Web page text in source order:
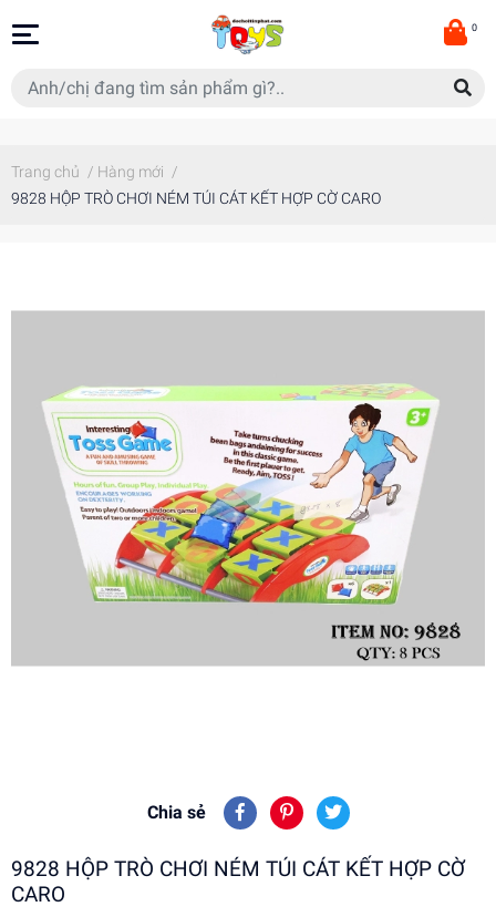
0
Trang chủ / Hàng mới /
9828 HỘP TRÒ CHƠI NÉM TÚI CÁT KẾT HỢP CỜ CARO
Chia sẻ
9828 HỘP TRÒ CHƠI NÉM TÚI CÁT KẾT HỢP CỜ
CARO